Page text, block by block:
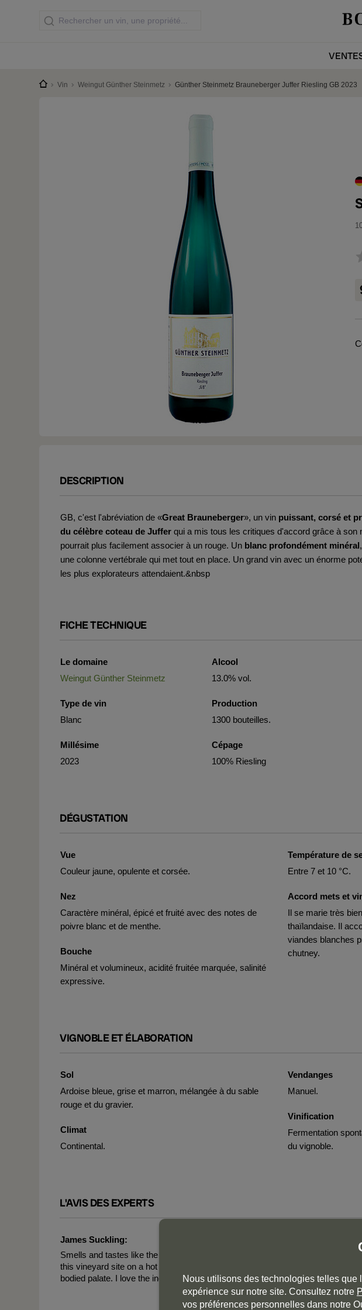
Vin Weingut Günther Steinmetz Günther Steinmetz Brauneberger Juffer Riesling GB 2023
DESCRIPTION
GB, c'est l'abréviation de «Great Brauneberger», un vin puissant, corsé et
du célèbre coteau de Juffer qui a mis tous les critiques d'accord grâce à son
pourrait plus facilement associer à un rouge. Un blanc profondément minéral
une colonne vertébrale qui met tout en place. Un grand vin avec un énorme
les plus explorateurs attendaient.&nbsp
FICHE TECHNIQUE
Le domaine
Weingut Günther Steinmetz
Type de vin
Blanc
Millésime
2023
Alcool
13.0% vol.
Production
1300 bouteilles.
Cépage
100% Riesling
DÉGUSTATION
Vue
Couleur jaune, opulente et corsée.
Nez
Caractère minéral, épicé et fruité avec des notes de
poivre blanc et de menthe.
Bouche
Minéral et volumineux, acidité fruitée marquée, salinité
expressive.
Température de
Entre 7 et 10 °C.
Accord mets et
Il se marie très
thaïlandaise. Il
viandes blanches
chutney.
VIGNOBLE ET ÉLABORATION
Sol
Ardoise bleue, grise et marron, mélangée à du sable
rouge et du gravier.
Climat
Continental.
Vendanges
Manuel.
Vinification
Fermentation
du vignoble.
L'AVIS DES EXPERTS
James Suckling:
Smells and tastes like the shady side of a piece of slate (where the moisture
this vineyard site on a hot summer’s day. Terrific mineral tension on the super-
bodied palate. I love the incredible purity and precision in the super-long finish.
Nous utilisons des technologies telles
expérience sur notre site. Consultez notre
vos préférences personnelles dans notre